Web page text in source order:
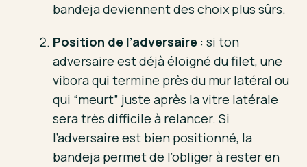
bandeja deviennent des choix plus sûrs.
Position de l’adversaire : si ton
adversaire est déjà éloigné du filet, une
vibora qui termine près du mur latéral ou
qui “meurt” juste après la vitre latérale
sera très difficile à relancer. Si
l’adversaire est bien positionné, la
bandeja permet de l’obliger à rester en